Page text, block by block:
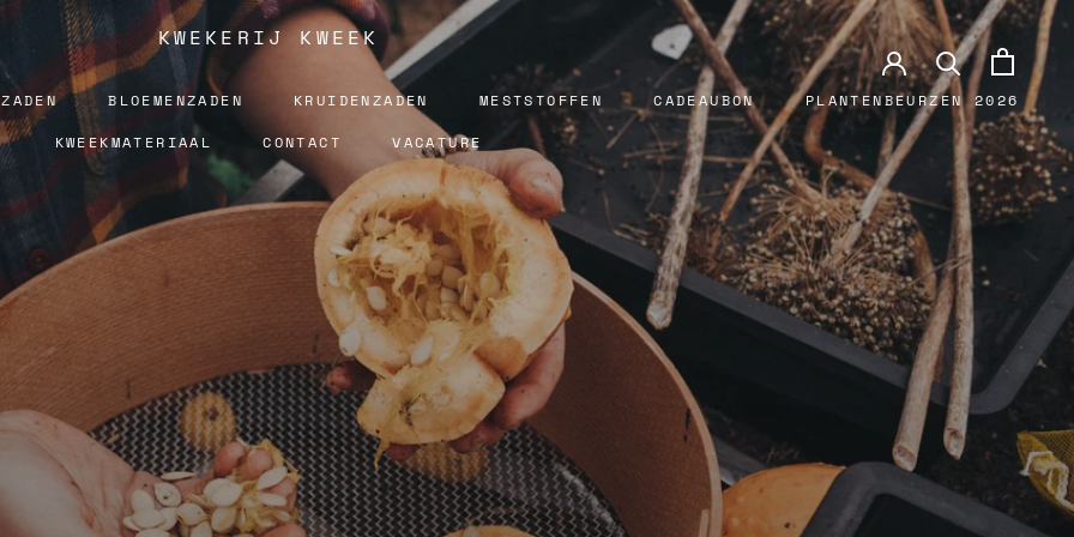
BLOEMENZADEN
BLOEMENZADEN
KRUIDENZADEN MESTSTOFFEN CADEAUBON
CADEAUBON
PLANTENBEURZEN 2026
PLANTENBEURZEN 2026
KWEEKMATERIAAL
CONTACT
CONTACT
VACATURE
VACATURE
KWEKERIJ KWEEK